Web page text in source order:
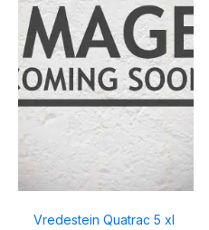
Vredestein Quatrac 5 xl